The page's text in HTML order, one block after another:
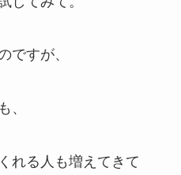
ですが、
、
れる人も増えてきて